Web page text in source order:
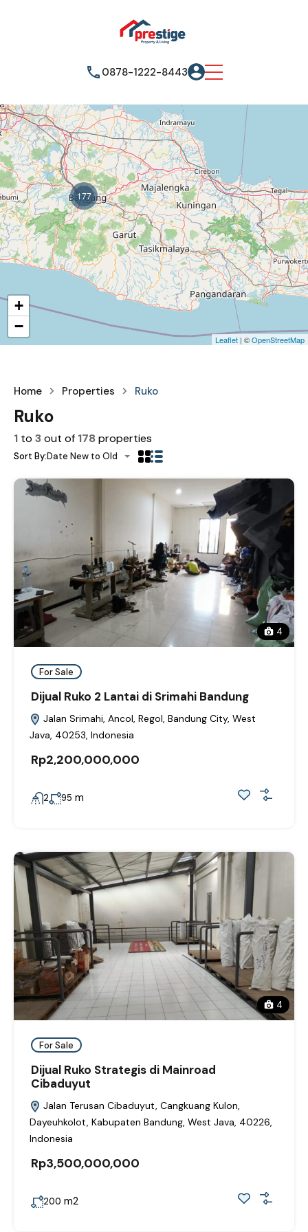
0878-1222-8443
177
+
−
Leaflet | ©OpenStreetMap
Home Properties Ruko
Ruko
1 to 3out of 178 properties
Sort By:Date New to Old
4
For Sale
Dijual Ruko 2 Lantai di Srimahi Bandung
Jalan Srimahi, Ancol, Regol, Bandung City, West
Java, 40253, Indonesia
Rp2,200,000,000
2 95 m
4
For Sale
Dijual Ruko Strategis di Mainroad
Cibaduyut
Jalan Terusan Cibaduyut, Cangkuang Kulon,
Dayeuhkolot, Kabupaten Bandung, West Java, 40226,
Indonesia
Rp3,500,000,000
200 m2